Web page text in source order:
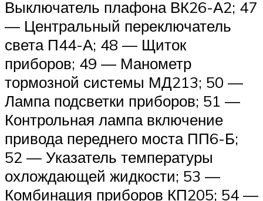
Выключатель плафона ВК26-А2; 47
— Центральный переключатель
света П44-А; 48 — Щиток
приборов; 49 — Манометр
тормозной системы МД213; 50 —
Лампа подсветки приборов; 51 —
Контрольная лампа включение
привода переднего моста ПП6-Б;
52 — Указатель температуры
охлождающей жидкости; 53 —
Комбинация приборов КП205; 54 —